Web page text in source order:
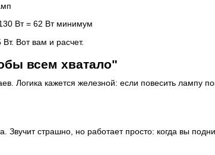
Вт = 62 Вт минимум
Вот вам и расчет.
всем хватало"
Логика кажется железной: если повесить лампу
Звучит страшно, но работает просто: когда вы